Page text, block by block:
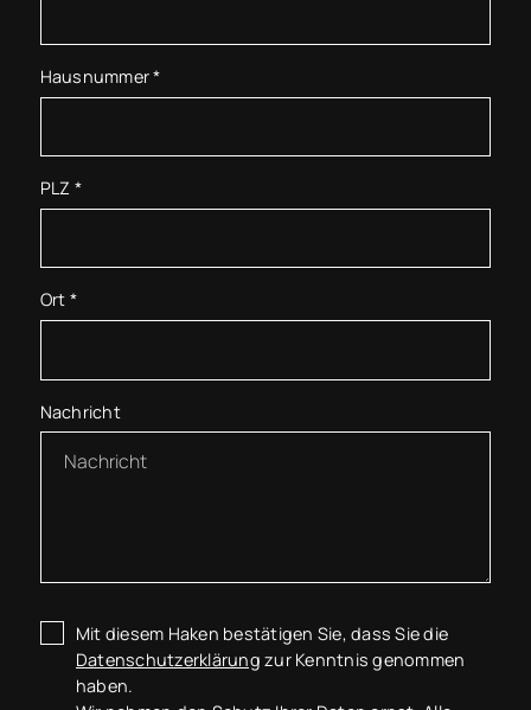
Hausnummer*
PLZ *
Ort *
Nachricht
Mit diesem Haken bestätigen Sie, dass Sie die
Datenschutzerklärung zur Kenntnis genommen
haben.